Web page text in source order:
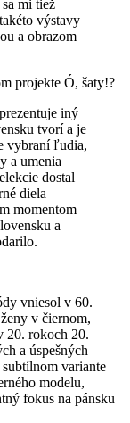
mi tiež
výstavy
a obrazom
projekte Ó, šaty!?
iný
tvorí a je
vybraní ľudia,
a umenia
dostal
diela
momentom
a
vniesol v 60.
v čiernom,
20. rokoch 20.
a úspešných
variante
modelu,
fokus na pánsku